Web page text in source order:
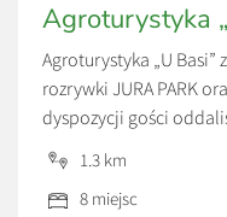
Agroturystyka
Agroturystyka „U
rozrywki JURA PARK
dyspozycji gości
jednorodzinnego, w
osobowe, kuchnia z
łazienka. Pokoje
1.3 km
8 miejsc